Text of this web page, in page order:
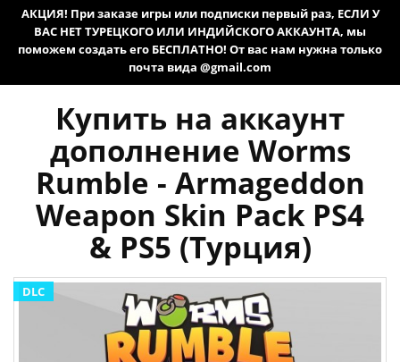
АКЦИЯ! При заказе игры или подписки первый раз, ЕСЛИ У
ВАС НЕТ ТУРЕЦКОГО ИЛИ ИНДИЙСКОГО АККАУНТА, мы
поможем создать его БЕСПЛАТНО! От вас нам нужна только
почта вида @gmail.com
Купить на аккаунт
дополнение Worms
Rumble - Armageddon
Weapon Skin Pack PS4
& PS5 (Турция)
DLC